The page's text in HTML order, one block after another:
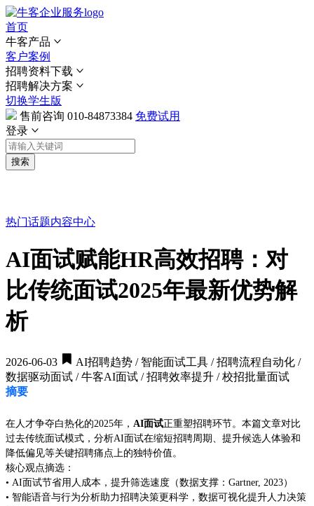
首页
牛客产品
客户案例
招聘资料下载
招聘解决方案
切换学生版
售前咨询 010-84873384 免费试用
登录
搜索
热门话题内容中心
AI面试赋能HR高效招聘：对
比传统面试2025年最新优势解
析
2026-06-03
AI招聘趋势 / 智能面试工具 / 招聘流程自动化 /
数据驱动面试 / 牛客AI面试 / 招聘效率提升 / 校招批量面试
摘要
在人才争夺白热化的2025年， AI面试正重塑招聘环节。本篇文章对比
过去传统面试模式，分析AI面试在缩短招聘周期、提升候选人体验和
降低偏见等关键招聘痛点上的独特价值。
核心观点摘选：
• AI面试节省用人成本，提升筛选速度（数据支撑：Gartner, 2023）
• 智能语音与行为分析助力招聘决策更科学，数据可视化提升人力决策